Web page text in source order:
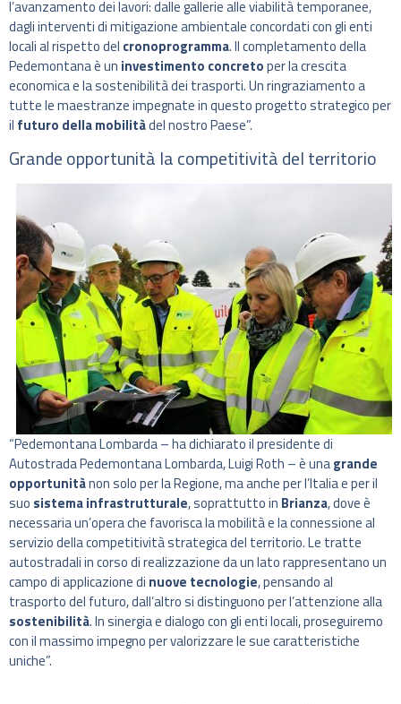
l’avanzamento dei lavori: dalle gallerie alle viabilità temporanee,
dagli interventi di mitigazione ambientale concordati con gli enti
locali al rispetto del cronoprogramma. Il completamento della
Pedemontana è un investimento concretoper la crescita
economica e la sostenibilità dei trasporti. Un ringraziamento a
tutte le maestranze impegnate in questo progetto strategico per
il futuro della mobilitàdel nostro Paese”.
Grande opportunità la competitività del territorio
“Pedemontana Lombarda – ha dichiarato il presidente di
Autostrada Pedemontana Lombarda, Luigi Roth – è unagrande
opportunitànon solo per la Regione, ma anche per l’Italia e per il
suo sistema infrastrutturale, soprattutto in Brianza, dove è
necessaria un’opera che favorisca la mobilità e la connessione al
servizio della competitività strategica del territorio. Le tratte
autostradali in corso di realizzazione da un lato rappresentano un
campo di applicazione di nuove tecnologie, pensando al
trasporto del futuro, dall’altro si distinguono per l’attenzione alla
sostenibilità. In sinergia e dialogo con gli enti locali, proseguiremo
con il massimo impegno per valorizzare le sue caratteristiche
uniche”.